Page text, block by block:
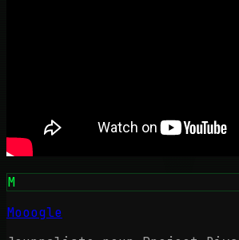
M
Mooogle